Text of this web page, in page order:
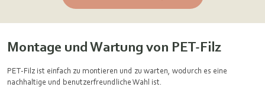
Montage und Wartung von PET-Filz
PET-Filz ist einfach zu montieren und zu warten, wodurch es eine
nachhaltige und benutzerfreundliche Wahl ist.